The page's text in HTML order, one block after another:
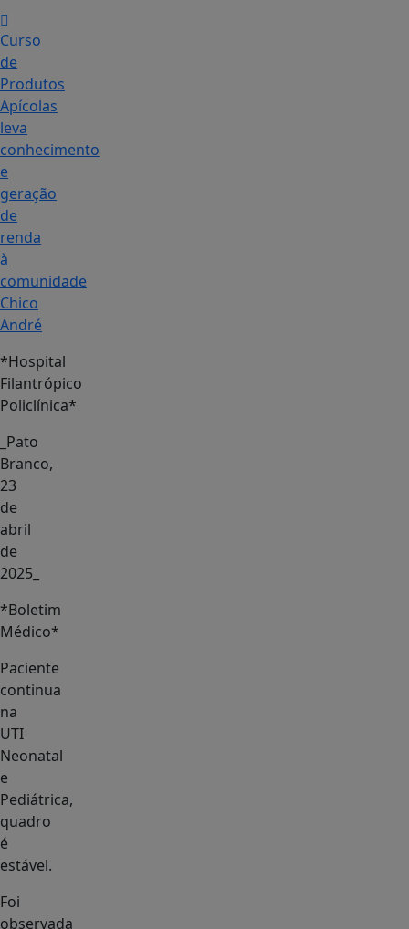
Curso
de
Produtos
Apícolas
leva
conhecimento
e
geração
de
renda
à
comunidade
Chico
André
*Hospital
Filantrópico
Policlínica*
_Pato
Branco,
23
de
abril
de
2025_
*Boletim
Médico*
Paciente
continua
na
UTI
Neonatal
e
Pediátrica,
quadro
é
estável.
Foi
observada